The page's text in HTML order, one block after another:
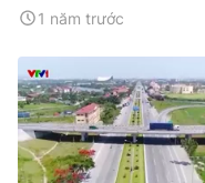
1 năm trước